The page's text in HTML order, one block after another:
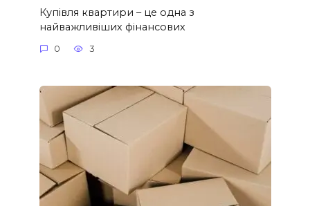
Купівля квартири – це одна з
найважливіших фінансових
0 3